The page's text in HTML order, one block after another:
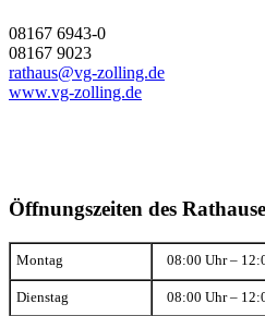
08167 6943-0
08167 9023
rathaus@vg-zolling.de
www.vg-zolling.de
Öffnungszeiten des
Montag 08:00 Uhr –
Dienstag 08:00 Uhr –